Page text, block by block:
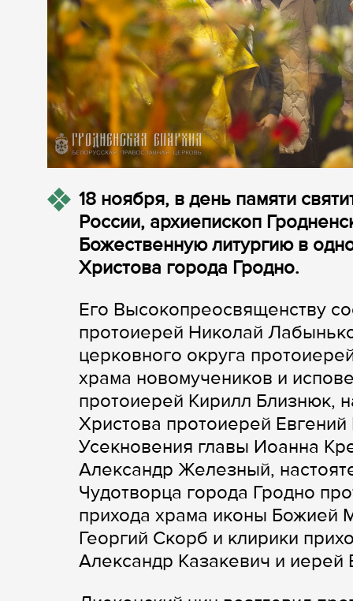
18 ноября, в день памяти
России, архиепископ
Божественную литургию в
Христова города Гродно.
Его Высокопреосвященству
протоиерей Николай
церковного округа
храма новомучеников и
протоиерей Кирилл Близнюк,
Христова протоиерей
Усекновения главы Иоанна
Александр Железный,
Чудотворца города Гродно
прихода храма иконы Божией
Георгий Скорб и клирики
Александр Казакевич и